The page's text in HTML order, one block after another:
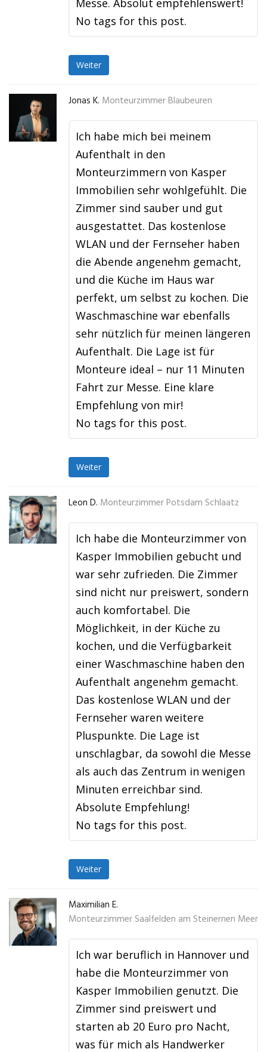
Messe. Absolut empfehlenswert!
No tags for this post.
Weiter
Jonas K. Monteurzimmer Blaubeuren
Ich habe mich bei meinem
Aufenthalt in den
Monteurzimmern von Kasper
Immobilien sehr wohlgefühlt. Die
Zimmer sind sauber und gut
ausgestattet. Das kostenlose
WLAN und der Fernseher haben
die Abende angenehm gemacht,
und die Küche im Haus war
perfekt, um selbst zu kochen. Die
Waschmaschine war ebenfalls
sehr nützlich für meinen längeren
Aufenthalt. Die Lage ist für
Monteure ideal – nur 11 Minuten
Fahrt zur Messe. Eine klare
Empfehlung von mir!
No tags for this post.
Weiter
Leon D. Monteurzimmer Potsdam Schlaatz
Ich habe die Monteurzimmer von
Kasper Immobilien gebucht und
war sehr zufrieden. Die Zimmer
sind nicht nur preiswert, sondern
auch komfortabel. Die
Möglichkeit, in der Küche zu
kochen, und die Verfügbarkeit
einer Waschmaschine haben den
Aufenthalt angenehm gemacht.
Das kostenlose WLAN und der
Fernseher waren weitere
Pluspunkte. Die Lage ist
unschlagbar, da sowohl die Messe
als auch das Zentrum in wenigen
Minuten erreichbar sind.
Absolute Empfehlung!
No tags for this post.
Weiter
Maximilian E.
Monteurzimmer Saalfelden am Steinernen Meer
Ich war beruflich in Hannover und
habe die Monteurzimmer von
Kasper Immobilien genutzt. Die
Zimmer sind preiswert und
starten ab 20 Euro pro Nacht,
was für mich als Handwerker